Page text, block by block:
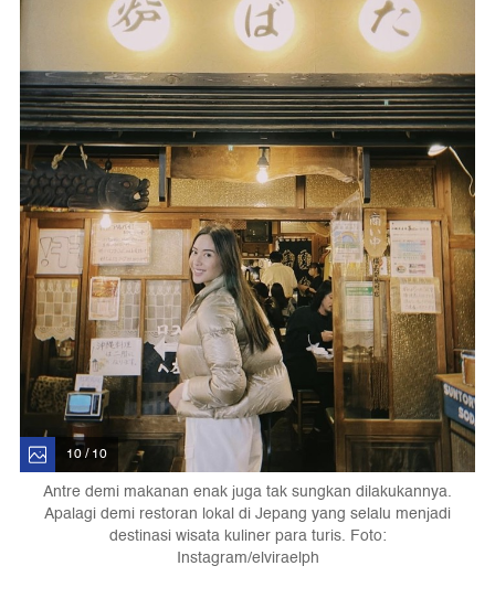
10 / 10
Antre demi makanan enak juga tak sungkan dilakukannya.
Apalagi demi restoran lokal di Jepang yang selalu menjadi
destinasi wisata kuliner para turis. Foto:
Instagram/elviraelph